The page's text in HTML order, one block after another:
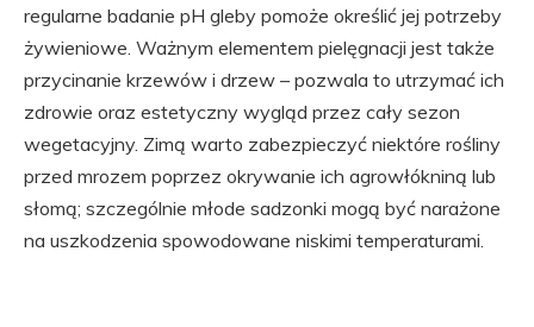
regularne badanie pH gleby pomoże określić jej potrzeby
żywieniowe. Ważnym elementem pielęgnacji jest także
przycinanie krzewów i drzew – pozwala to utrzymać ich
zdrowie oraz estetyczny wygląd przez cały sezon
wegetacyjny. Zimą warto zabezpieczyć niektóre rośliny
przed mrozem poprzez okrywanie ich agrowłókniną lub
słomą; szczególnie młode sadzonki mogą być narażone
na uszkodzenia spowodowane niskimi temperaturami.